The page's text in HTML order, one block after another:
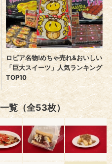
覧（全53枚）